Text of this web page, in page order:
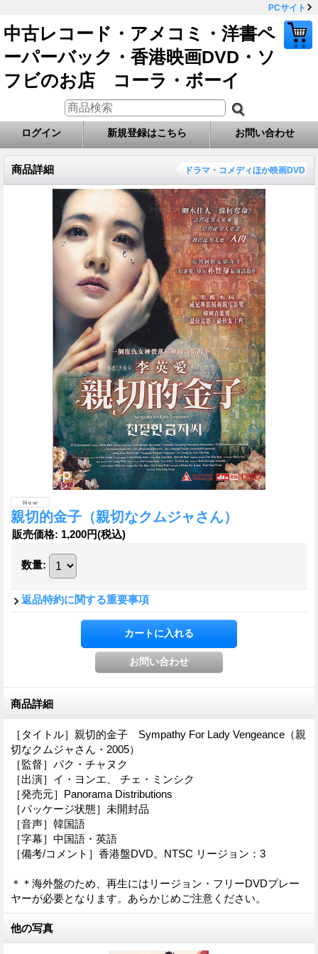
PCサイト
中古レコード・アメコミ・洋書ペ
ーパーバック・香港映画DVD・ソ
フビのお店 コーラ・ボーイ
ログイン 新規登録はこちら お問い合わせ
商品詳細 ドラマ・コメディほか映画DVD
親切的金子（親切なクムジャさん）
販売価格: 1,200円(税込)
数量:
返品特約に関する重要事項
商品詳細
［タイトル］親切的金子 Sympathy For Lady Vengeance（親
切なクムジャさん・2005）
［監督］パク・チャヌク
［出演］イ・ヨンエ、 チェ・ミンシク
［発売元］Panorama Distributions
［パッケージ状態］未開封品
［音声］韓国語
［字幕］中国語・英語
［備考/コメント］香港盤DVD。NTSC リージョン：3
＊＊海外盤のため、再生にはリージョン・フリーDVDプレー
ヤーが必要となります。あらかじめご注意ください。
他の写真